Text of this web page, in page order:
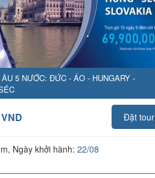
5 NƯỚC: ĐỨC - ÁO - HUNGARY -
Đặt tour
Ngày khởi hành: 22/08